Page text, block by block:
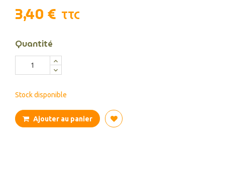
3,40 € TTC
Quantité
Stock disponible
Ajouter au panier